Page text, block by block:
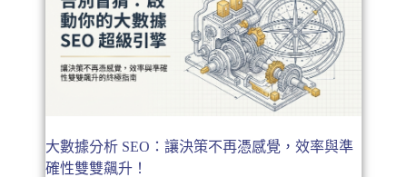
大數據分析 SEO：讓決策不再憑感覺，效率與準
確性雙雙飆升！